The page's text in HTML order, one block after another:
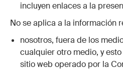
incluyen enlaces a la
No se aplica a la información
nosotros, fuera de los
cualquier otro medio, y
sitio web operado por la